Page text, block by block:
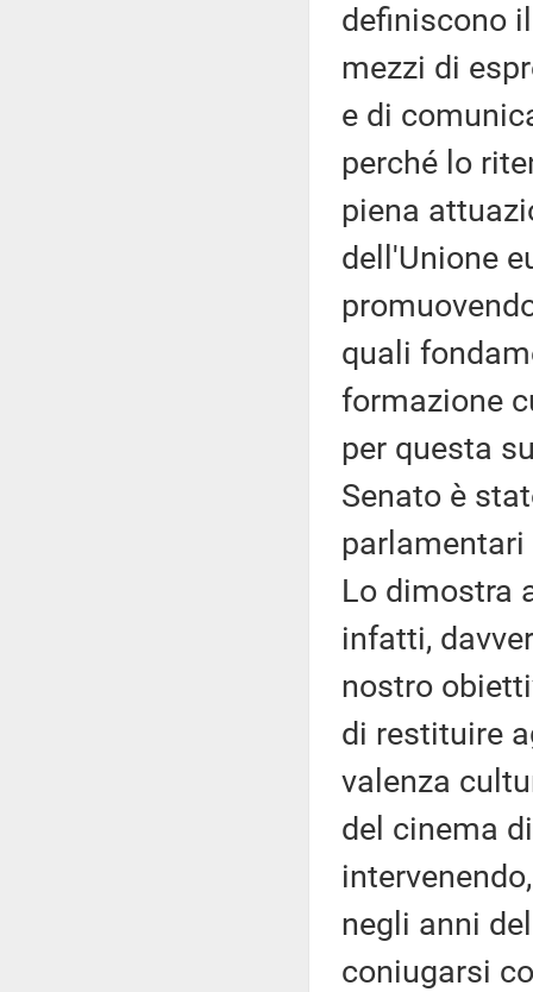
definiscono
mezzi di
e di
perché lo
piena
dell'Unione
quali
formazione
per questa
Senato è
Lo dimostra
infatti,
nostro
di restituire
valenza
del cinema
negli anni
coniugarsi